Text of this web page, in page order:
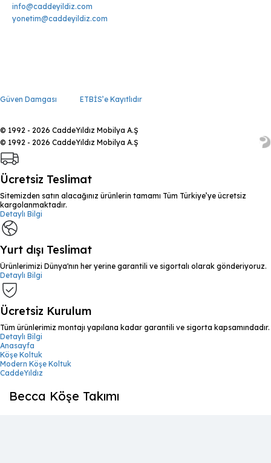
info@caddeyildiz.com
yonetim@caddeyildiz.com
Güven Damgası ETBİS’e Kayıtlıdır
© 1992 - 2026 CaddeYıldız Mobilya A.Ş
© 1992 - 2026 CaddeYıldız Mobilya A.Ş
Ücretsiz Teslimat
Sitemizden satın alacağınız ürünlerin tamamı Tüm Türkiye’ye ücretsiz
kargolanmaktadır.
Detaylı Bilgi
Yurt dışı Teslimat
Ürünlerimizi Dünya'nın her yerine garantili ve sigortalı olarak gönderiyoruz.
Detaylı Bilgi
Ücretsiz Kurulum
Tüm ürünlerimiz montajı yapılana kadar garantili ve sigorta kapsamındadır.
Detaylı Bilgi
Anasayfa
Köşe Koltuk
Modern Köşe Koltuk
CaddeYıldız
Becca Köşe Takımı